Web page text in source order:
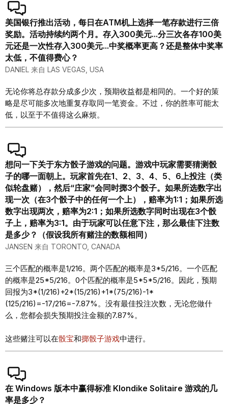
美国银行推出活动，每日在ATM机上选择一笔存款进行三倍
奖励。活动持续约两个月。存入300美元...分三次各存100美
元还是一次性存入300美元...中奖概率更高？还是整体中奖率
太低，不值得费心？
DANIEL 来自 LAS VEGAS, USA
无论你将总存款分成多少次，预期收益都是相同的。一个好的策
略是尽可能多次地重复存取同一笔资金。不过，你的胜率可能太
低，以至于不值得这么麻烦。
想问一下关于东方骰子游戏的问题。游戏中玩家需要猜测骰
子的哪一面朝上。玩家首先在1、2、3、4、5、6上投注（类
似轮盘赌），然后“庄家”会同时掷3个骰子。如果所选数字出
现一次（在3个骰子中的任何一个上），赔率为1:1；如果所选
数字出现两次，赔率为2:1；如果所选数字同时出现在3个骰
子上，赔率为3:1。由于玩家可以任意下注，那么最佳下注数
是多少？（假设我所有赌注的数额相同）
JANSEN 来自 TORONTO, CANADA
三个匹配的概率是1/216。两个匹配的概率是3*5/216。一个匹配
的概率是25*5/216。0个匹配的概率是5*5*5/216。因此，预期
回报为3*(1/216)+2*(15/216)+1*(75/216)-1*
(125/216)=-17/216=-7.87%。没有最佳投注次数，无论您做什
么，您都会损失预期投注金额的7.87%。
这些赌注可以在骰宝和掷骰子游戏中进行。
在 Windows 版本中赢得标准 Klondike Solitaire 游戏的几
率是多少？